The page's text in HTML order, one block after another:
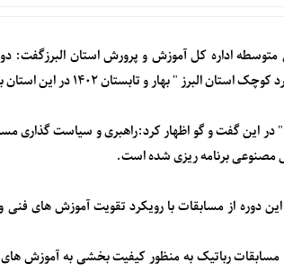
البرز " بهار و تابستان ۱۴۰۲ در این استان برگزار می شود.
" در این گفت و گو اظهار کرد:راهبری و سیاست گذاری
مصنوعی برنامه ریزی شده است.
دوره از مسابقات با رویکرد تقویت آموزش های
رباتیک به منظور کیفیت بخشی به آموزش های